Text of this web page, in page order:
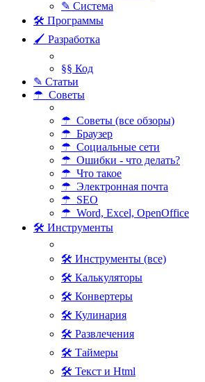
✎ Система
🛠 Программы
🖌 Разработка
§§ Код
✎ Статьи
☂ Советы
☂ Советы (все обзоры)
☂ Браузер
☂ Социальные сети
☂ Ошибки - что делать?
☂ Что такое
☂ Электронная почта
☂ SEO
☂ Word, Excel, OpenOffice
🛠 Инструменты
🛠 Инструменты (все)
🛠 Калькуляторы
🛠 Конвертеры
🛠 Кулинария
🛠 Развлечения
🛠 Таймеры
🛠 Текст и Html